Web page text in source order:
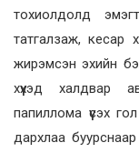
тохиолдолд
татгалзаж, кесар
жирэмсэн эхийн
хүүхэд халдвар
папиллома үүсэх
дархлаа